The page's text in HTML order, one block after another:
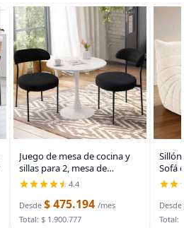
Juego de mesa de cocina y
sillas para 2, mesa de
comedor de 31.5 pulgadas
para 2 personas con sillas
tapizadas Boucle, juego de
mesa de cocina
4.4
Desde $ 475.194 /mes
Total: $ 1.900.777
Sofá
de
de
Desde
Total: